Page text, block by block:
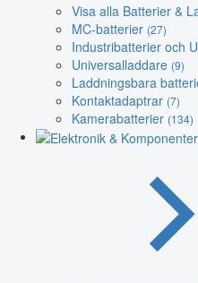
Visa alla Batterier &
MC-batterier (27)
Industribatterier och
Universalladdare (9)
Laddningsbara
Kontaktadaptrar (7)
Kamerabatterier (134)